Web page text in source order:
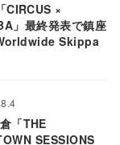
CIRCUS ×
」最終発表で鎮座
Skippa
「THE
SESSIONS